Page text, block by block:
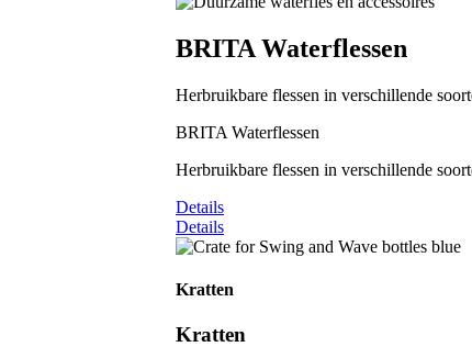
BRITA Waterflessen
Herbruikbare flessen in verschillende
BRITA Waterflessen
Herbruikbare flessen in verschillende
Details
Details
Kratten
Kratten